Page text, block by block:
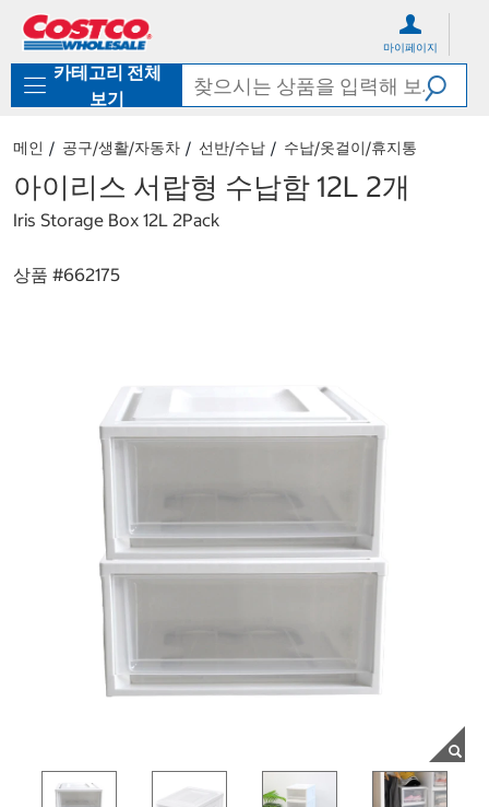
로
기
가
마이페이지
카테고리 전체
보기
메인 공구/생활/자동차 선반/수납 수납/옷걸이/휴지통
아이리스 서랍형 수납함 12L 2개
Iris Storage Box 12L 2Pack
상품 #662175